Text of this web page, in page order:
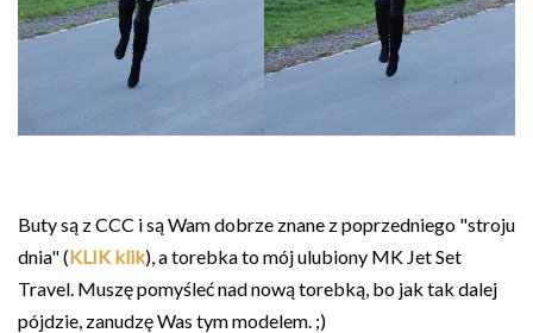
Buty są z CCC i są Wam dobrze znane z poprzedniego "stroju
dnia" (KLIK klik), a torebka to mój ulubiony MK Jet Set
Travel. Muszę pomyśleć nad nową torebką, bo jak tak dalej
pójdzie, zanudzę Was tym modelem. ;)